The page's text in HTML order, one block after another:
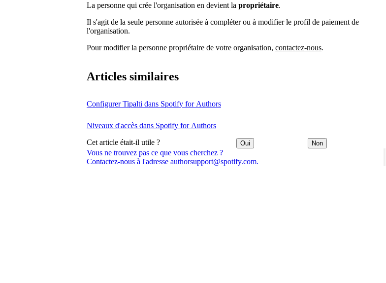
Vous ne trouvez pas ce que vous cherchez ?
Contactez-nous à l'adresse authorsupport@spotify.com.
La personne qui crée l'organisation en devient la propriétaire.
Il s'agit de la seule personne autorisée à compléter ou à modifier le profil de paiement de
l'organisation.
Pour modifier la personne propriétaire de votre organisation, contactez-nous.
Articles similaires
Configurer Tipalti dans Spotify for Authors
Niveaux d'accès dans Spotify for Authors
Cet article était-il utile ? Oui Non